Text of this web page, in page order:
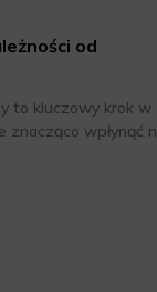
od
to kluczowy krok w
wpłynąć na
do potrzeb własnej